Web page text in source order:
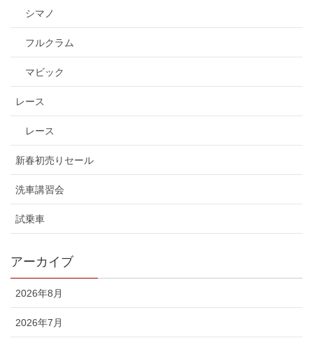
シマノ
フルクラム
マビック
レース
レース
新春初売りセール
洗車講習会
試乗車
アーカイブ
2026年8月
2026年7月